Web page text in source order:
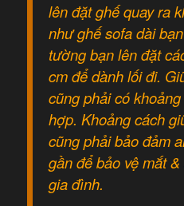
lên đặt ghế quay ra
như ghế sofa dài
tường bạn lên đặt
cm để dành lối đi.
cũng phải có
hợp. Khoảng cách
cũng phải bảo đảm
gần để bảo vệ mắt
gia đình.